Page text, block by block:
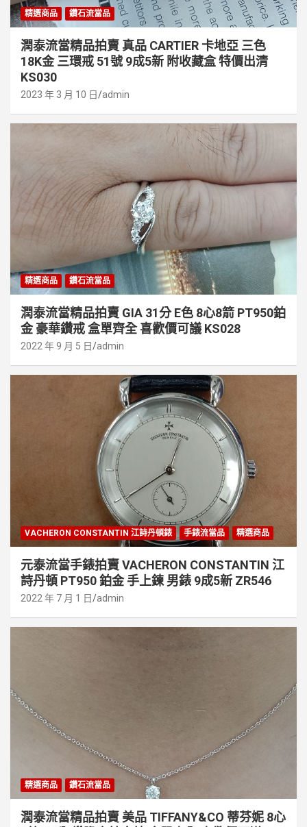
精選商品 鑽石流當品
潤泰流當精品拍賣 真品 CARTIER 卡地亞 三色
18K金 三環戒 51號 9成5新 附收藏盒 特價出清
KS030
2023 年 3 月 10 日 admin
精選商品 鑽石流當品
潤泰流當精品拍賣 GIA 31分 E色 8心8箭 PT950鉑
金 豪華鑽戒 盒單齊全 喜歡價可議 KS028
2022 年 9 月 5 日 admin
VACHERON CONSTANTIN 江詩丹頓錶 手錶流當品 精選商品
元泰流當手錶拍賣 VACHERON CONSTANTIN 江
詩丹頓 PT950 鉑金 手上鍊 男錶 9成5新 ZR546
2022 年 7 月 1 日 admin
精選商品 鑽石流當品
潤泰流當精品拍賣 美品 TIFFANY&CO 蒂芬妮 8心